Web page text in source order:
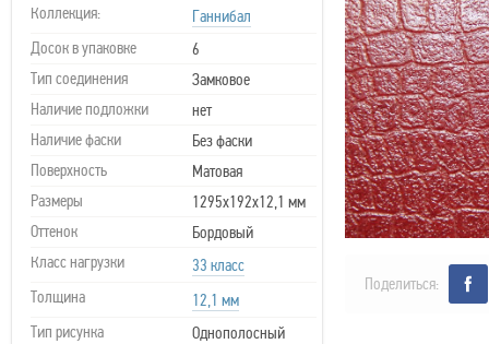
Коллекция:
Ганнибал
Досок в упаковке
6
Тип соединения
Замковое
Наличие подложки
нет
Наличие фаски
Без фаски
Поверхность
Матовая
Размеры
1295х192х12,1 мм
Оттенок
Бордовый
Класс нагрузки
33 класс
Толщина
12,1 мм
Тип рисунка
Однополосный
Поделиться: